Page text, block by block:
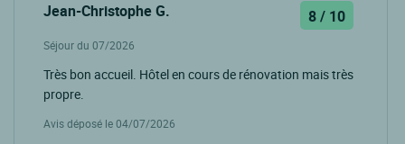
Jean-Christophe G. 8 / 10
Séjour du 07/2026
Très bon accueil. Hôtel en cours de rénovation mais très
propre.
Avis déposé le 04/07/2026